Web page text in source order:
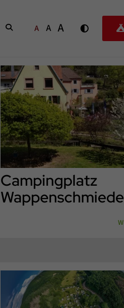
SUCHENA A A
Campingplatz
Wappenschmiede